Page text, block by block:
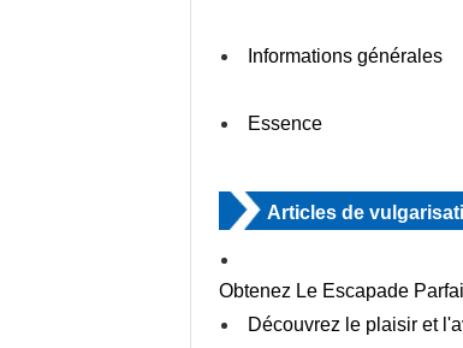
Informations générales
Essence
Articles de
Obtenez Le Escapade
Découvrez le plaisir et